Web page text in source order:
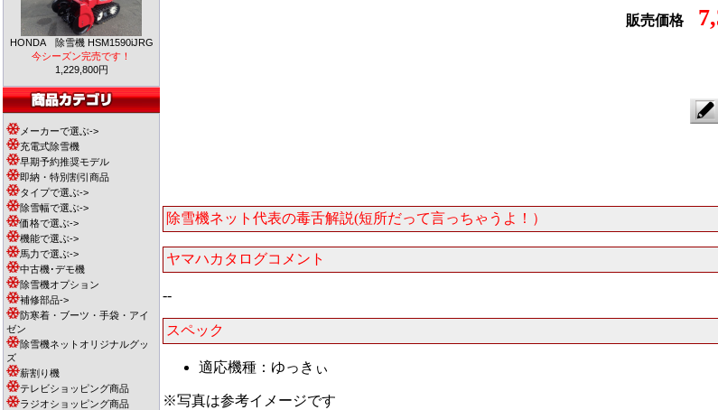
HONDA 除雪機 HSM1590iJRG
今シーズン完売です！
1,229,800円
メーカーで選ぶ->
充電式除雪機
早期予約推奨モデル
即納・特別割引商品
タイプで選ぶ->
除雪幅で選ぶ->
価格で選ぶ->
機能で選ぶ->
馬力で選ぶ->
中古機･デモ機
除雪機オプション
補修部品->
防寒着・ブーツ・手袋・アイ
ゼン
除雪機ネットオリジナルグッ
ズ
薪割り機
テレビショッピング商品
ラジオショッピング商品
販売価格
除雪機ネット代表の毒舌解説(短所だって言っちゃうよ！）
ヤマハカタログコメント
--
スペック
適応機種：ゆっきぃ
※写真は参考イメージです